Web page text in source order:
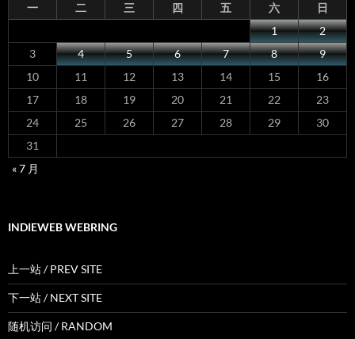
一 二 三 四 五 六
日
1
2
3
4 5 6 7 8
9
10
11 12 13 14 15
16
17
18 19 20 21 22
23
24
25 26 27 28 29
30
31
« 7 月
INDIEWEB WEBRING
上一站 / PREV SITE
下一站 / NEXT SITE
随机访问 / RANDOM